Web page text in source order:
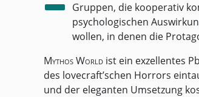
Gruppen, die kooperativ
psychologischen
wollen, in denen die
Mythos World ist ein exzellentes
des lovecraft’schen Horrors
und der eleganten Umsetzung